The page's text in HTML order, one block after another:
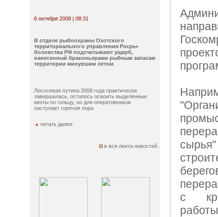
6 октября 2008 | 08:31
В отделе рыбоохраны Охотского
территориального управления Росры-
боловства РФ подсчитывают ущерб,
нанесенный браконьерами рыбным запасам
территории минувшим летом
Лососевая путина 2008 года практически
завершилась, осталось освоить выделенные
квоты по гольцу, но для оперативников
наступает горячая пора
читать далее
в вся лента новостей..
с